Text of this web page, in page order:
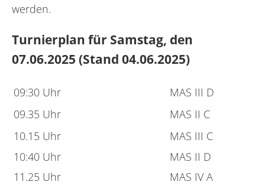
werden.
Turnierplan für Samstag, den
07.06.2025 (Stand 04.06.2025)
09:30 Uhr
MAS III D
09.35 Uhr
MAS II C
10.15 Uhr
MAS III C
10:40 Uhr
MAS II D
11.25 Uhr
MAS IV A